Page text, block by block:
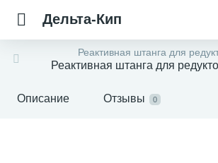
Дельта-Кип
Реактивная штанга для
Реактивная штанга для
Описание Отзывы 0